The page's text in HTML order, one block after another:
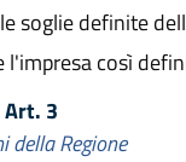
soglie definite
così
Art. 3
della Regione